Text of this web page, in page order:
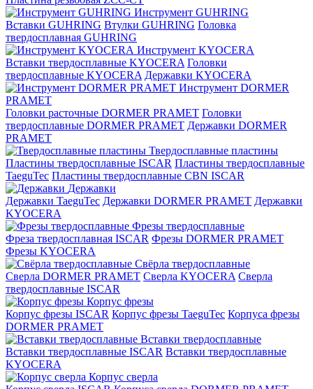
Инструмент GUHRING
Вставки GUHRING Втулки GUHRING Головка
твердосплавная GUHRING
Инструмент KYOCERA
Вставки твердосплавные KYOCERA Головки
твердосплавные KYOCERA Державки KYOCERA
Инструмент DORMER
PRAMET
Головки расточные DORMER PRAMET Головки
твердосплавные DORMER PRAMET Державки DORMER
PRAMET
Твердосплавные пластины
Пластины твердосплавные ISCAR Пластины твердосплавные
TaeguTec Пластины твердосплавные CBN ISCAR
Державки
Державки TaeguTec Державки DORMER PRAMET Державки
KYOCERA
Фрезы твердосплавные
Фреза твердосплавная ISCAR Фрезы DORMER PRAMET
Фрезы KYOCERA
Свёрла твердосплавные
Сверла DORMER PRAMET Сверла KYOCERA Сверла
твердосплавные ISCAR
Корпус фрезы
Корпус фрезы ISCAR Корпус фрезы TaeguTec Корпуса фрезы
DORMER PRAMET
Вставки твердосплавные
Вставки твердосплавные ISCAR Вставки твердосплавные
KYOCERA
Корпус сверла